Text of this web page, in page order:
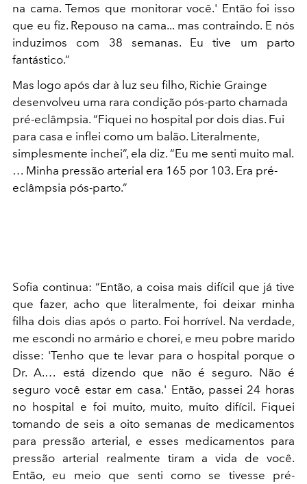
na cama. Temos que monitorar você.' Então foi isso
que eu fiz. Repouso na cama... mas contraindo. E nós
induzimos com 38 semanas. Eu tive um parto
fantástico.”
Mas logo após dar à luz seu filho, Richie Grainge
desenvolveu uma rara condição pós-parto chamada
pré-eclâmpsia. “Fiquei no hospital por dois dias. Fui
para casa e inflei como um balão. Literalmente,
simplesmente inchei”, ela diz. “Eu me senti muito mal.
… Minha pressão arterial era 165 por 103. Era pré-
eclâmpsia pós-parto.”
Sofia continua: “Então, a coisa mais difícil que já tive
que fazer, acho que literalmente, foi deixar minha
filha dois dias após o parto. Foi horrível. Na verdade,
me escondi no armário e chorei, e meu pobre marido
disse: 'Tenho que te levar para o hospital porque o
Dr. A.… está dizendo que não é seguro. Não é
seguro você estar em casa.' Então, passei 24 horas
no hospital e foi muito, muito, muito difícil. Fiquei
tomando de seis a oito semanas de medicamentos
para pressão arterial, e esses medicamentos para
pressão arterial realmente tiram a vida de você.
Então, eu meio que senti como se tivesse pré-